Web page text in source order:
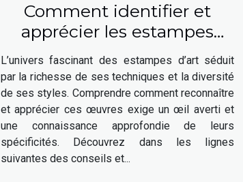
Comment identifier et
apprécier les estampes
d'art ?
L’univers fascinant des estampes d’art séduit
par la richesse de ses techniques et la diversité
de ses styles. Comprendre comment reconnaître
et apprécier ces œuvres exige un œil averti et
une connaissance approfondie de leurs
spécificités. Découvrez dans les lignes
suivantes des conseils et...